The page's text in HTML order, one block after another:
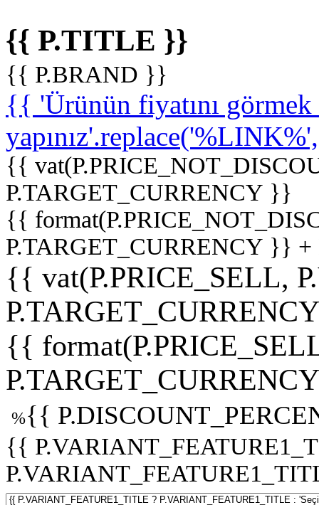
{{ P.TITLE }}
{{ P.BRAND }}
{{ 'Ürünün fiyatını
{{
P.TARGET_CURRENCY }}
{{
P.TARGET_CURRENCY }}
{{ vat(P.PRICE_SELL,
{{
%{{
{{